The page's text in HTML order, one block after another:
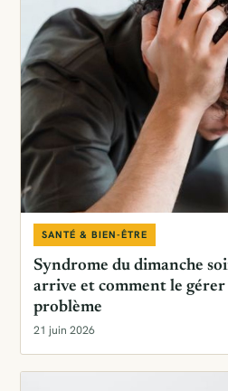
SANTÉ & BIEN-ÊTRE
Syndrome du dimanche
arrive et comment le gérer
problème
21 juin 2026